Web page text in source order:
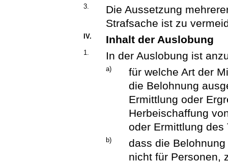
3.
Die Aussetzung
Strafsache ist zu
IV. Inhalt der Auslobung
1. In der Auslobung ist
a)
für welche Art der
die Belohnung
Ermittlung oder
Herbeischaffung
oder Ermittlung des
b)
dass die
nicht für Personen,